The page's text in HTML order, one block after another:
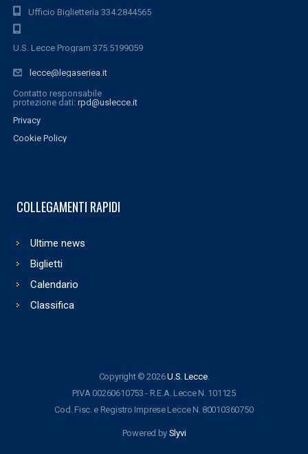
Ufficio Biglietteria 334.2844565
U.S. Lecce Program 375.5199059
lecce@legaseriea.it
Contatto responsabile
protezione dati: rpd@uslecce.it
Privacy
Cookie Policy
COLLEGAMENTI RAPIDI
Ultime news
Biglietti
Calendario
Classifica
Copyright © 2026U.S. Lecce.
P.IVA 00260610753 - R.E.A. Lecce N. 101125
Cod. Fisc. e Registro Imprese Lecce N. 80010360750
Powered by Slyvi